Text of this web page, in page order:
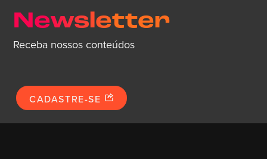
Newsletter
Receba nossos conteúdos
CADASTRE-SE